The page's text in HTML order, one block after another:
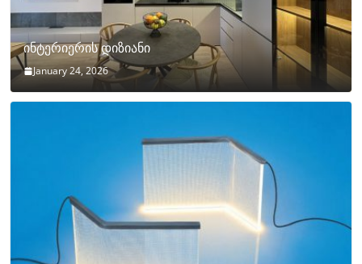
ინტერიერის დიზიანი
January 24, 2026